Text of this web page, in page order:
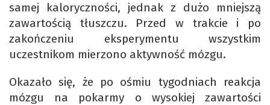
samej kaloryczności, jednak z dużo mniejszą
zawartością tłuszczu. Przed w trakcie i po
zakończeniu eksperymentu wszystkim
uczestnikom mierzono aktywność mózgu.
Okazało się, że po ośmiu tygodniach reakcja
mózgu na pokarmy o wysokiej zawartości